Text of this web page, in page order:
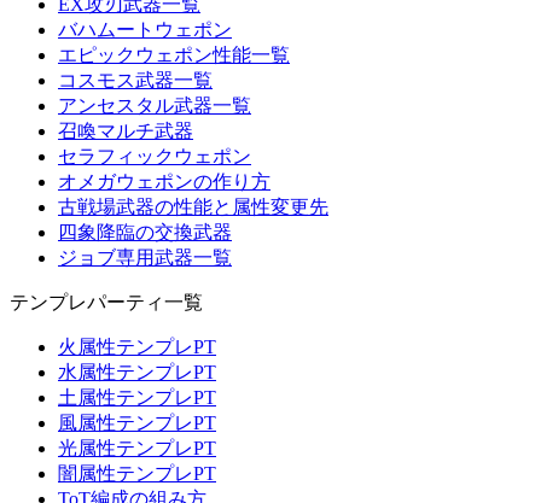
EX攻刃武器一覧
バハムートウェポン
エピックウェポン性能一覧
コスモス武器一覧
アンセスタル武器一覧
召喚マルチ武器
セラフィックウェポン
オメガウェポンの作り方
古戦場武器の性能と属性変更先
四象降臨の交換武器
ジョブ専用武器一覧
テンプレパーティ一覧
火属性テンプレPT
水属性テンプレPT
土属性テンプレPT
風属性テンプレPT
光属性テンプレPT
闇属性テンプレPT
ToT編成の組み方